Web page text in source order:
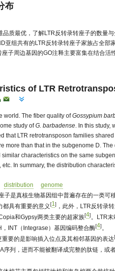
布
质最优，了解LTR反转录转座子的数
亚组共有的LTR反转录转座子家族占全
子周边基因的GO注释主要富集在结合
of LTR
world. The fiber quality ofGossypium
study ofG. barbadense. In this study,
that LTR retrotransposon families
more than that in the subgenome D.
characteristics on the same
In summary, the distribution
distribution
genome
是真核生物基因组中普遍存在的一类
都具有重要的意义[1] ，此外，LTR反转录
和Gypsy两类主要的超家族[4]。LTR
INT（Integrase）基因编码整合酶[4]。
要的是影响插入位点及其相邻基因的表达[
列，进而不能被翻译成完整的肽链，